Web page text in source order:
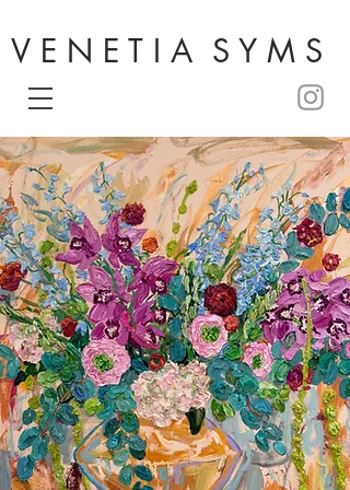
V E N E T I A S Y M S